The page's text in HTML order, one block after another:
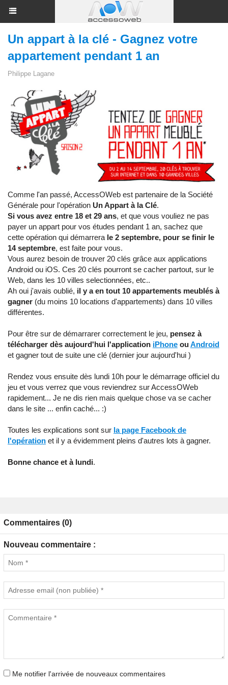
Un appart à la clé - Gagnez votre
appartement pendant 1 an
Philippe Lagane
Comme l'an passé, AccessOWeb est partenaire de la Société
Générale pour l'opération Un Appart à la Clé.
Si vous avez entre 18 et 29 ans, et que vous vouliez ne pas
payer un appart pour vos études pendant 1 an, sachez que
cette opération qui démarrera le 2 septembre, pour se finir le
14 septembre, est faite pour vous.
Vous aurez besoin de trouver 20 clés grâce aux applications
Android ou iOS. Ces 20 clés pourront se cacher partout, sur le
Web, dans les 10 villes selectionnées, etc..
Ah oui j'avais oublié, il y a en tout 10 appartements meublés à
gagner (du moins 10 locations d'appartements) dans 10 villes
différentes.
Pour être sur de démarrarer correctement le jeu, pensez à
télécharger dès aujourd'hui l'application iPhone ouAndroid
et gagner tout de suite une clé (dernier jour aujourd'hui )
Rendez vous ensuite dès lundi 10h pour le démarrage officiel du
jeu et vous verrez que vous reviendrez sur AccessOWeb
rapidement... Je ne dis rien mais quelque chose va se cacher
dans le site ... enfin caché... :)
Toutes les explications sont sur la page Facebook de
l'opération et il y a évidemment pleins d'autres lots à gagner.
Bonne chance et à lundi.
Commentaires (0)
Nouveau commentaire :
Me notifier l'arrivée de nouveaux commentaires